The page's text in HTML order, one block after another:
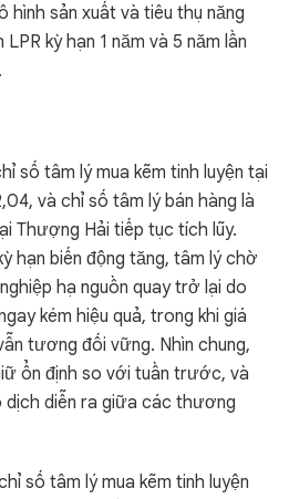
sản xuất và tiêu thụ năng
kỳ hạn 1 năm và 5 năm lần
số tâm lý mua kẽm tinh luyện tại
và chỉ số tâm lý bán hàng là
Thượng Hải tiếp tục tích lũy.
hạn biến động tăng, tâm lý chờ
hạ nguồn quay trở lại do
kém hiệu quả, trong khi giá
tương đối vững. Nhìn chung,
ổn định so với tuần trước, và
dịch diễn ra giữa các thương
số tâm lý mua kẽm tinh luyện